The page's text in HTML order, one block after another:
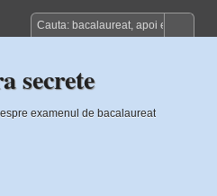
secrete
examenul de bacalaureat